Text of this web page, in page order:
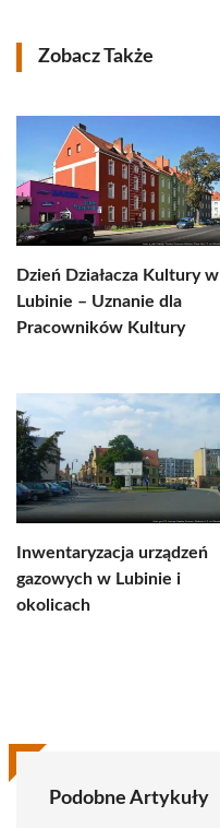
Zobacz Także
Dzień Działacza Kultury w
Lubinie – Uznanie dla
Pracowników Kultury
Inwentaryzacja urządzeń
gazowych w Lubinie i
okolicach
Podobne Artykuły